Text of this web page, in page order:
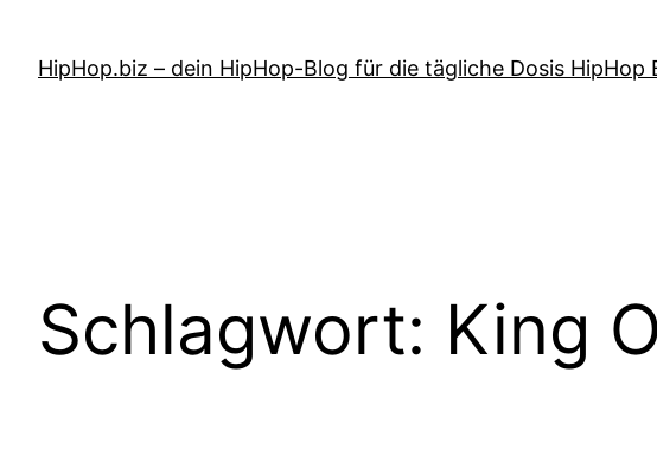
springen
HipHop.biz – dein HipHop-Blog für die tägliche Dosis HipHop
Schlagwort: King